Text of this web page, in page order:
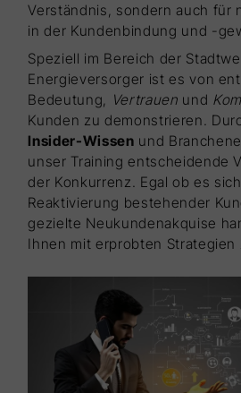
Verständnis, sondern auch für
in der Kundenbindung und -
Speziell im Bereich der
Energieversorger ist es von
Bedeutung, Vertrauen und
Kunden zu demonstrieren.
Insider-Wissen und
unser Training entscheidende
der Konkurrenz. Egal ob es
Reaktivierung bestehender
gezielte Neukundenakquise
Ihnen mit erprobten Strategien